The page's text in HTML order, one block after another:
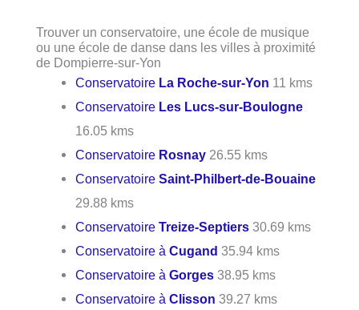
Trouver un conservatoire, une école de musique
ou une école de danse dans les villes à proximité
de Dompierre-sur-Yon
Conservatoire La Roche-sur-Yon 11 kms
Conservatoire Les Lucs-sur-Boulogne
16.05 kms
Conservatoire Rosnay 26.55 kms
ConservatoireSaint-Philbert-de-Bouaine
29.88 kms
ConservatoireTreize-Septiers 30.69 kms
Conservatoire àCugand 35.94 kms
Conservatoire àGorges 38.95 kms
Conservatoire àClisson 39.27 kms